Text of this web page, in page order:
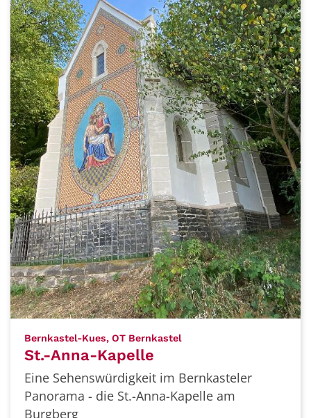
Bernkastel-Kues, OT Bernkastel
St.-Anna-Kapelle
Eine Sehenswürdigkeit im Bernkasteler
Panorama - die St.-Anna-Kapelle am
Burgberg